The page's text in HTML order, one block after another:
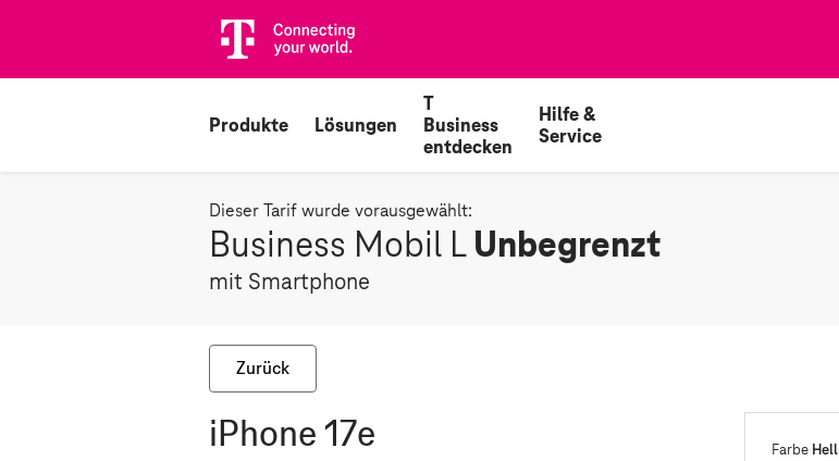
Produkte Lösungen
T
Business
entdecken
Hilfe &
Service
Dieser Tarif wurde vorausgewählt:
Business Mobil L Unbegrenzt
mit Smartphone
Zurück
iPhone 17e Farbe